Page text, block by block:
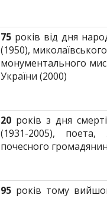
75 років від дня
(1950),
монументального
України (2000)
20 років з дня смерті
(1931-2005), поета,
почесного
95 років тому